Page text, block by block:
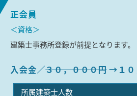
正会員
＜資格＞
建築士事務所登録が前提となります。
入会金 ３０，０００円→１０
所属建築士人数